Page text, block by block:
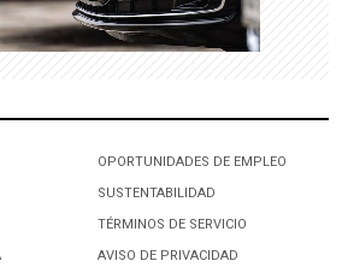
OPORTUNIDADES DE EMPLEO
SUSTENTABILIDAD
TÉRMINOS DE SERVICIO
AVISO DE PRIVACIDAD